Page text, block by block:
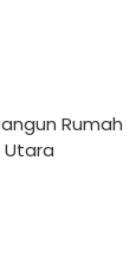
Rumah
Utara